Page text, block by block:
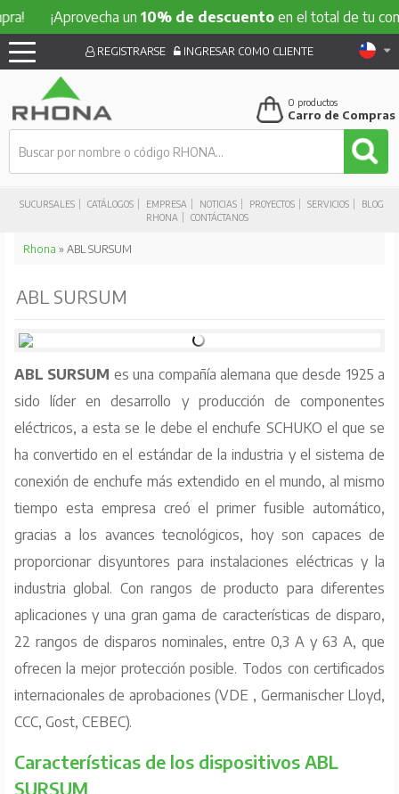
¡Aprovecha un10% de descuentoen el total de tu compra!
SUCURSALES CATÁLOGOS EMPRESA NOTICIAS PROYECTOS SERVICIOS
BLOG
RHONA
CONTÁCTANOS
REGISTRARSE INGRESAR COMO CLIENTE
0 productos
Carro de Compras
Rhona » ABL SURSUM
ABL SURSUM
ABL SURSUM es una compañía alemana que desde 1925 a
sido líder en desarrollo y producción de componentes
eléctricos, a esta se le debe el enchufe SCHUKO el que se
ha convertido en el estándar de la industria y el sistema de
conexión de enchufe más extendido en el mundo, al mismo
tiempo esta empresa creó el primer fusible automático,
gracias a los avances tecnológicos, hoy son capaces de
proporcionar disyuntores para instalaciones eléctricas y la
industria global. Con rangos de producto para diferentes
aplicaciones y una gran gama de características de disparo,
22 rangos de disparos nominales, entre 0,3 A y 63 A, que
ofrecen la mejor protección posible. Todos con certificados
internacionales de aprobaciones (VDE , Germanischer Lloyd,
CCC, Gost, CEBEC).
Características de los dispositivos ABL
SURSUM